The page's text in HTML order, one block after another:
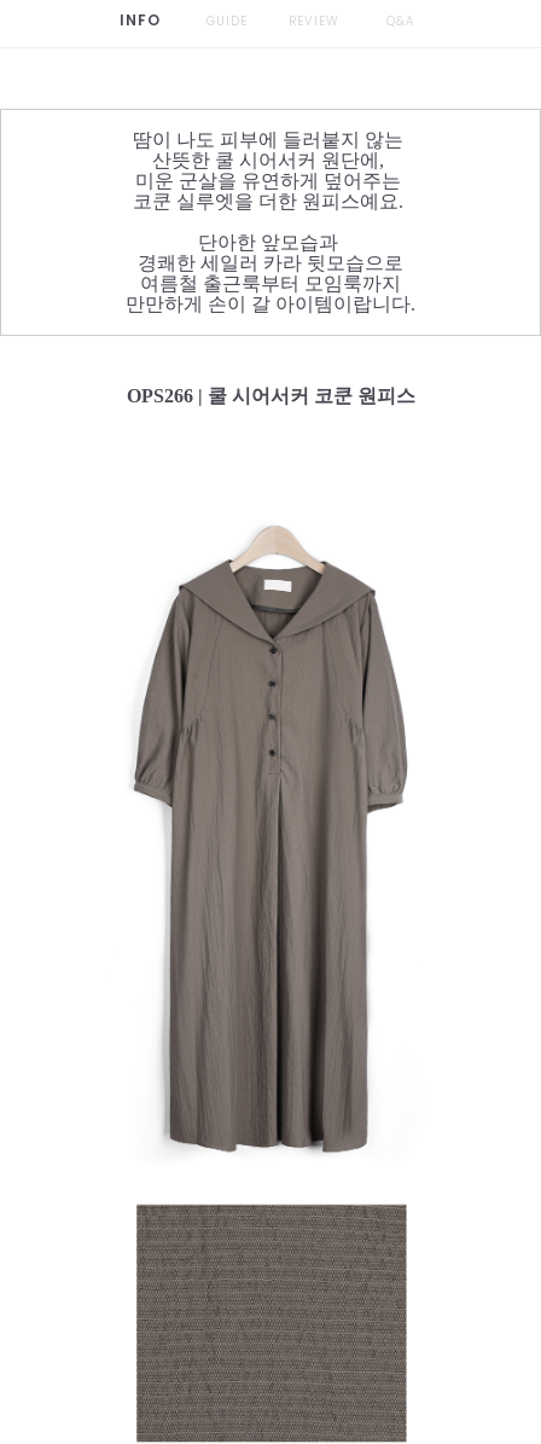
INFO GUIDE REVIEW Q&A
땀이 나도 피부에 들러붙지 않는
산뜻한 쿨 시어서커 원단에,
미운 군살을 유연하게 덮어주는
코쿤 실루엣을 더한 원피스예요.
단아한 앞모습과
경쾌한 세일러 카라 뒷모습으로
여름철 출근룩부터 모임룩까지
만만하게 손이 갈 아이템이랍니다.
OPS266 | 쿨 시어서커 코쿤 원피스